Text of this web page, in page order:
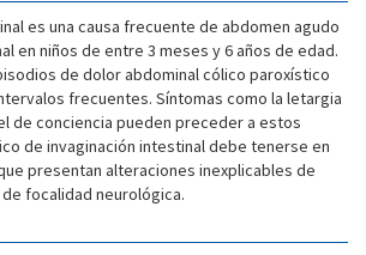
es una causa frecuente de abdomen agudo
en niños de entre 3 meses y 6 años de edad.
de dolor abdominal cólico paroxístico
frecuentes. Síntomas como la letargia
de conciencia pueden preceder a estos
de invaginación intestinal debe tenerse en
presentan alteraciones inexplicables de
focalidad neurológica.